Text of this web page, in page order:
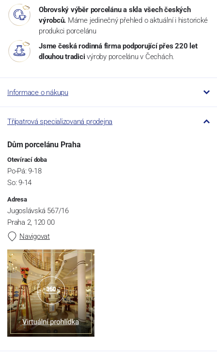
Obrovský výběr porcelánu a skla všech českých
výrobců. Máme jedinečný přehled o aktuální i historické
produkci porcelánu
Jsme česká rodinná firma podporující přes 220 let
dlouhou tradici výroby porcelánu v Čechách.
Informace o nákupu
Třípatrová specializovaná prodejna
Dům porcelánu Praha
Otevírací doba
Po-Pá: 9-18
So: 9-14
Adresa
Jugoslávská 567/16
Praha 2, 120 00
Navigovat